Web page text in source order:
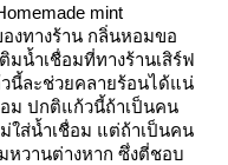
mint
องทางร้าน กลิ่นหอมขอ
มน้ำเชื่อมที่ทางร้านเสิร์ฟ
นี้ละช่วยคลายร้อนได้แน่
อม ปกติแก้วนี้ถ้าเป็นคน
ใส่น้ำเชื่อม แต่ถ้าเป็นคน
หวานต่างหาก ซึ่งตี่ชอบ